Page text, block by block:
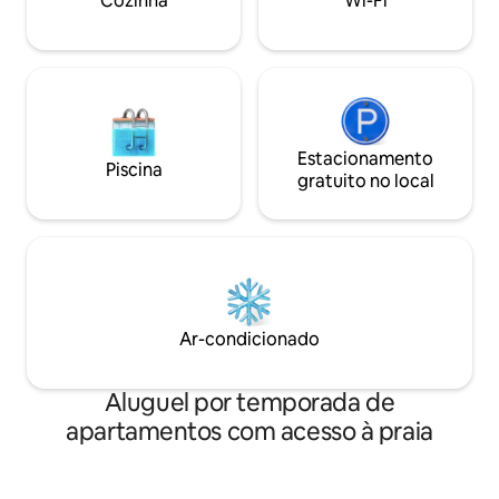
vaso sanitário, chuveiro, máquina de
isolantes em novembro de 2023.
Piscina
Estacionamento
gratuito no local
Ar-condicionado
Aluguel por temporada de
apartamentos com acesso à praia